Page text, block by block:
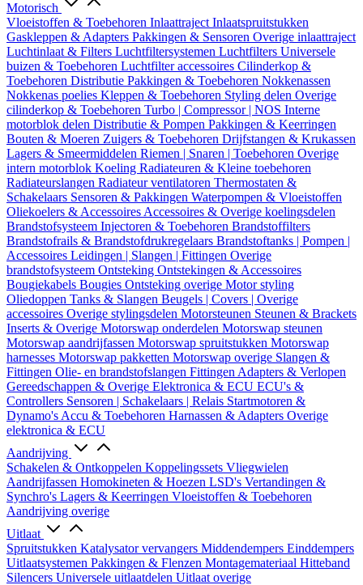
Motorisch
Vloeistoffen & Toebehoren Inlaattraject Inlaatspruitstukken
Gaskleppen & Adapters Pakkingen & Sensoren Overige inlaattraject
Luchtinlaat & Filters Luchtfiltersystemen Luchtfilters Universele
buizen & Toebehoren Luchtfilter accessoires Cilinderkop &
Toebehoren Distributie Pakkingen & Toebehoren Nokkenassen
Nokkenas poelies Kleppen & Toebehoren Styling delen Overige
cilinderkop & Toebehoren Turbo | Compressor | NOS Interne
motorblok delen Distributie & Pompen Pakkingen & Keerringen
Bouten & Moeren Zuigers & Toebehoren Drijfstangen & Krukassen
Lagers & Smeermiddelen Riemen | Snaren | Toebehoren Overige
intern motorblok Koeling Radiateuren & Kleine toebehoren
Radiateurslangen Radiateur ventilatoren Thermostaten &
Schakelaars Sensoren & Pakkingen Waterpompen & Vloeistoffen
Oliekoelers & Accessoires Accessoires & Overige koelingsdelen
Brandstofsysteem Injectoren & Toebehoren Brandstoffilters
Brandstofrails & Brandstofdrukregelaars Brandstoftanks | Pompen |
Accessoires Leidingen | Slangen | Fittingen Overige
brandstofsysteem Ontsteking Ontstekingen & Accessoires
Bougiekabels Bougies Ontsteking overige Motor styling
Oliedoppen Tanks & Slangen Beugels | Covers | Overige
accessoires Overige stylingsdelen Motorsteunen Steunen & Brackets
Inserts & Overige Motorswap onderdelen Motorswap steunen
Motorswap aandrijfassen Motorswap spruitstukken Motorswap
harnesses Motorswap pakketten Motorswap overige Slangen &
Fittingen Olie- en brandstofslangen Fittingen Adapters & Verlopen
Gereedschappen & Overige Elektronica & ECU ECU's &
Controllers Sensoren | Schakelaars | Relais Startmotoren &
Dynamo's Accu & Toebehoren Harnassen & Adapters Overige
elektronica & ECU
Aandrijving
Schakelen & Ontkoppelen Koppelingssets Vliegwielen
Aandrijfassen Homokineten & Hoezen LSD's Vertandingen &
Synchro's Lagers & Keerringen Vloeistoffen & Toebehoren
Aandrijving overige
Uitlaat
Spruitstukken Katalysator vervangers Middendempers Einddempers
Uitlaatsystemen Pakkingen & Flenzen Montagemateriaal Hitteband
Silencers Universele uitlaatdelen Uitlaat overige